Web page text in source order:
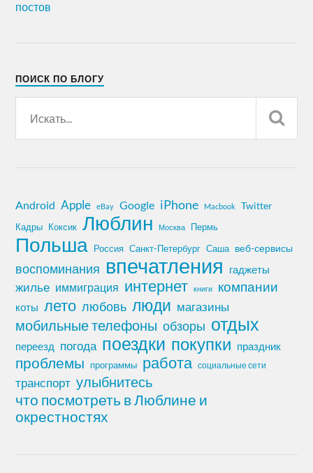
постов
ПОИСК ПО БЛОГУ
Android Apple eBay Google iPhone Macbook Twitter
Кадры Коксик Люблин Москва Пермь
Польша Россия Санкт-Петербург Саша веб-сервисы
воспоминания впечатления гаджеты
жилье иммиграция интернет книги компании
коты лето любовь люди магазины
мобильные телефоны обзоры отдых
переезд погода поездки покупки праздник
проблемы программы работа социальные сети
транспорт улыбнитесь
что посмотреть в Люблине и
окрестностях